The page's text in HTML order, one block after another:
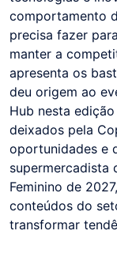
comportamento
precisa fazer
manter a
apresenta os
deu origem ao
Hub nesta
deixados pela
oportunidades e
supermercadista
Feminino de
conteúdos do
transformar